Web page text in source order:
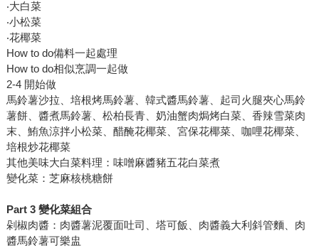
‧大白菜
‧小松菜
‧花椰菜
How to do備料一起處理
How to do相似烹調一起做
2-4 開始做
馬鈴薯沙拉、培根烤馬鈴薯、韓式醬馬鈴薯、起司火腿夾心馬鈴
薯餅、醬煮馬鈴薯、松柏長青、奶油蟹肉焗烤白菜、香辣雪菜肉
末、鮪魚涼拌小松菜、醋醃花椰菜、宮保花椰菜、咖哩花椰菜、
培根炒花椰菜
其他美味大白菜料理：味噌麻醬豬五花白菜煮
變化菜：芝麻核桃糖餅
Part 3 變化菜組合
剁椒肉醬：肉醬薯泥覆面吐司、塔可飯、肉醬義大利斜管麵、肉
醬馬鈴薯可樂盅